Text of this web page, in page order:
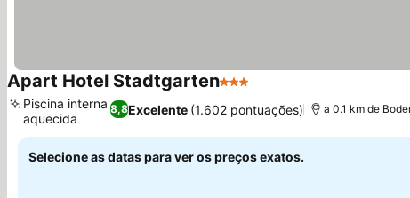
Apart Hotel Stadtgarten3 Estrelas
8,8Excelente (1.602 pontuações)
Piscina interna
aquecida
a 0.1 km de
Selecione as datas para ver os preços exatos.